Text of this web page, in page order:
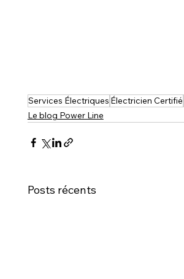
Services Électriques Électricien Certifié
Le blog Power Line
Posts récents